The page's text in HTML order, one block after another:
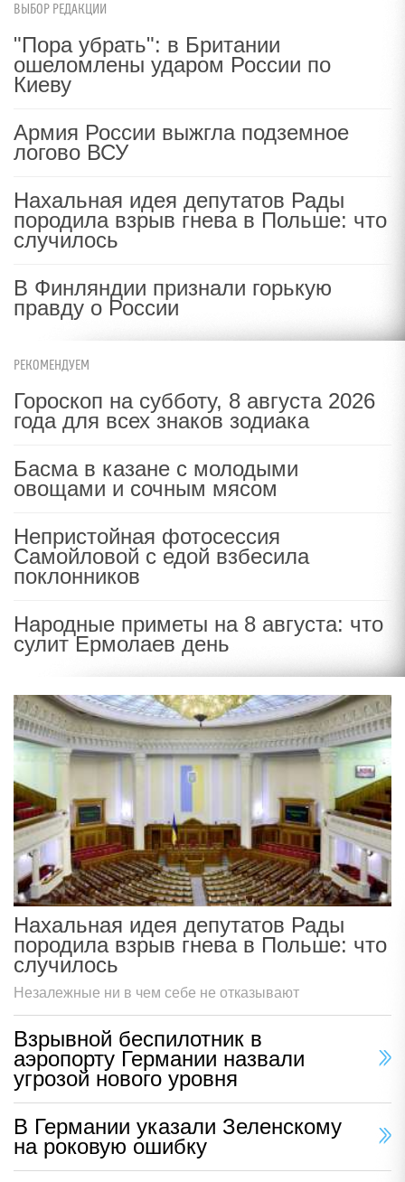
ВЫБОР РЕДАКЦИИ
"Пора убрать": в Британии
ошеломлены ударом России по
Киеву
Армия России выжгла подземное
логово ВСУ
Нахальная идея депутатов Рады
породила взрыв гнева в Польше: что
случилось
В Финляндии признали горькую
правду о России
РЕКОМЕНДУЕМ
Гороскоп на субботу, 8 августа 2026
года для всех знаков зодиака
Басма в казане с молодыми
овощами и сочным мясом
Непристойная фотосессия
Самойловой с едой взбесила
поклонников
Народные приметы на 8 августа: что
сулит Ермолаев день
Нахальная идея депутатов Рады
породила взрыв гнева в Польше: что
случилось
Незалежные ни в чем себе не отказывают
Взрывной беспилотник в
аэропорту Германии назвали
угрозой нового уровня
В Германии указали Зеленскому
на роковую ошибку